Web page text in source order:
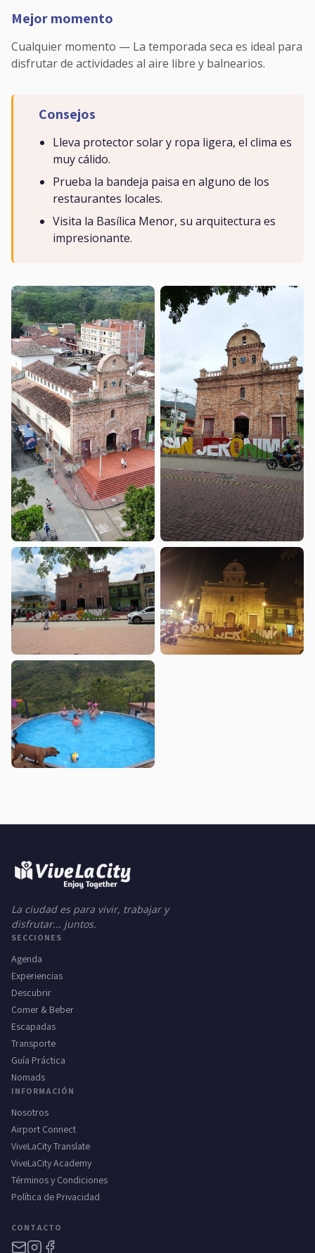
Mejor momento
Cualquier momento — La temporada seca es ideal para
disfrutar de actividades al aire libre y balnearios.
Consejos
Lleva protector solar y ropa ligera, el clima es
muy cálido.
Prueba la bandeja paisa en alguno de los
restaurantes locales.
Visita la Basílica Menor, su arquitectura es
impresionante.
La ciudad es para vivir, trabajar y
disfrutar... juntos.
SECCIONES
Agenda
Experiencias
Descubrir
Comer & Beber
Escapadas
Transporte
Guía Práctica
Nomads
INFORMACIÓN
Nosotros
Airport Connect
ViveLaCity Translate
ViveLaCity Academy
Términos y Condiciones
Política de Privacidad
CONTACTO